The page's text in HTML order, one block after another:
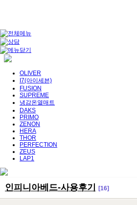
OLIVER
I7(아이세븐)
FUSION
SUPREME
냉감온열매트
DAKS
PRIMO
ZENON
HERA
THOR
PERFECTION
ZEUS
LAP1
인피니아베드-사용후기 [16]